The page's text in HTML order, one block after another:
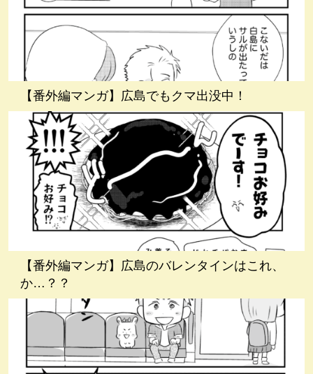
【番外編マンガ】広島でもクマ出没中！
【番外編マンガ】広島のバレンタインはこれ、
か…？？